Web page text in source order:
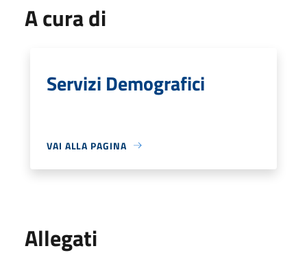
A cura di
Servizi Demografici
VAI ALLA PAGINA
Allegati